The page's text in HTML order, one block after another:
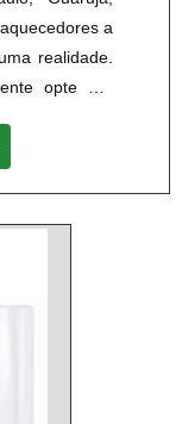
a
realidade.
opte por
o